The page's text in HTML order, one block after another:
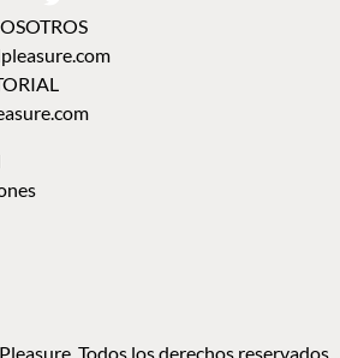
Todos los derechos reservados.